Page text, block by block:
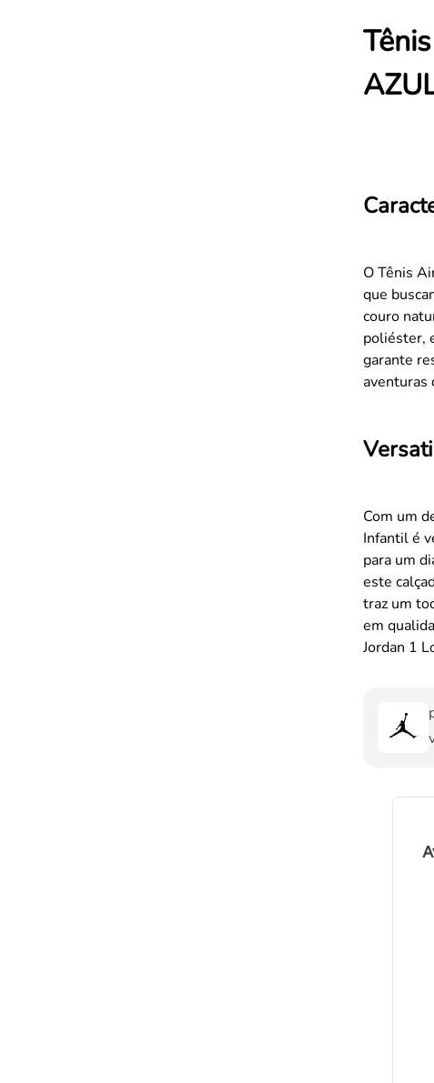
O Tênis
que
couro
poliéster,
garante
aventuras
Com um
Infantil é
para um
este
traz um
em
Jordan 1